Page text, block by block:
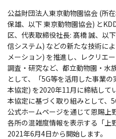
公益財団法人東京動物園協会 (所
保雄、以下 東京動物園協会) と
区、代表取締役社長: 髙橋 誠、以
信システム) などの新たな技術に
メーション) を推進し、レクリエ
調査・研究など、都立動物園・水
として、「5G等を活用した事業の
本協定) を2020年11月に締結して
本協定に基づく取り組みとして、
公式ホームページを通じて恩賜上
各所の混雑度情報を表示する「上
2021年6月4日から開始します。